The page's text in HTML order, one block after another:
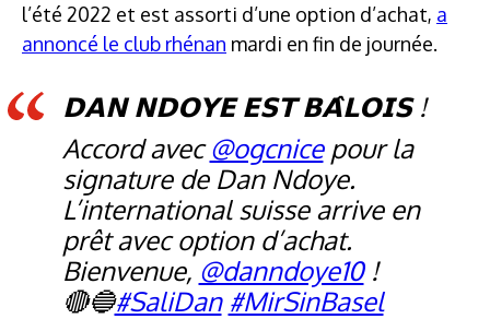
l’été 2022 et est assorti d’une option d’achat, a
annoncé le club rhénan mardi en fin de journée.
𝗗𝗔𝗡 𝗡𝗗𝗢𝗬𝗘 𝗘𝗦𝗧 𝗕𝗔̂𝗟𝗢𝗜𝗦 !
Accord avec@ogcnicepour la
signature de Dan Ndoye.
L’international suisse arrive en
prêt avec option d’achat.
Bienvenue, @danndoye10!
🔴🔵#SaliDan #MirSinBasel